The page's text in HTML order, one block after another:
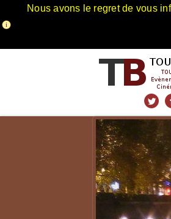
Nous avons le regret de vous